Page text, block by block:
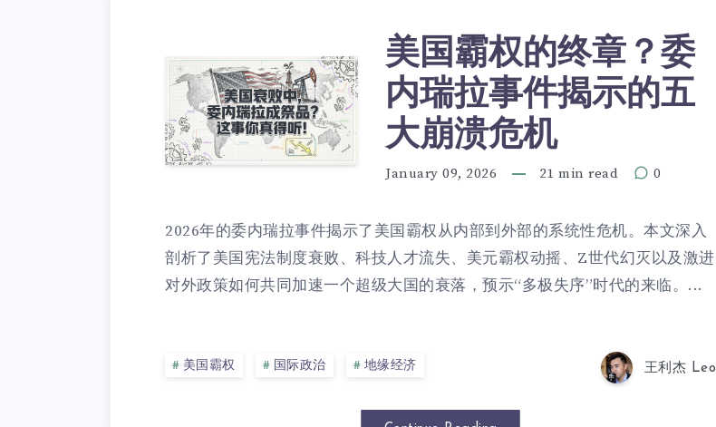
美国霸权的终章？委
内瑞拉事件揭示的五
大崩溃危机
January 09, 2026 21 min read 0
2026年的委内瑞拉事件揭示了美国霸权从内部到外部的系统性危机。本文深入
剖析了美国宪法制度衰败、科技人才流失、美元霸权动摇、Z世代幻灭以及激进
对外政策如何共同加速一个超级大国的衰落，预示“多极失序”时代的来临。...
美国霸权 国际政治 地缘经济 王利杰 Leo